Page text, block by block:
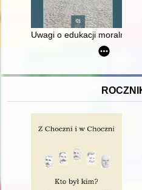
Uwagi o edukacji moralnej